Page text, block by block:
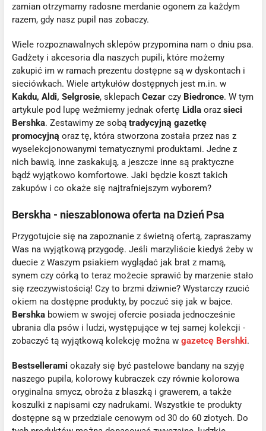
zamian otrzymamy radosne merdanie ogonem za każdym
razem, gdy nasz pupil nas zobaczy.
Wiele rozpoznawalnych sklepów przypomina nam o dniu psa.
Gadżety i akcesoria dla naszych pupili, które możemy
zakupić im w ramach prezentu dostępne są w dyskontach i
sieciówkach. Wiele artykułów dostępnych jest m.in. w
Kakdu, Aldi, Selgrosie, sklepachCezarczy Biedronce. W tym
artykule pod lupę weźmiemy jednak ofertę Lidlaorazsieci
Bershka. Zestawimy ze sobątradycyjną gazetkę
promocyjną oraz tę, która stworzona została przez nas z
wyselekcjonowanymi tematycznymi produktami. Jedne z
nich bawią, inne zaskakują, a jeszcze inne są praktyczne
bądź wyjątkowo komfortowe. Jaki będzie koszt takich
zakupów i co okaże się najtrafniejszym wyborem?
Berskha - nieszablonowa oferta na Dzień Psa
Przygotujcie się na zapoznanie z świetną ofertą, zapraszamy
Was na wyjątkową przygodę. Jeśli marzyliście kiedyś żeby w
duecie z Waszym psiakiem wyglądać jak brat z mamą,
synem czy córką to teraz możecie sprawić by marzenie stało
się rzeczywistością! Czy to brzmi dziwnie? Wystarczy rzucić
okiem na dostępne produkty, by poczuć się jak w bajce.
Bershka bowiem w swojej ofercie posiada jednocześnie
ubrania dla psów i ludzi, występujące w tej samej kolekcji -
zobaczyć tą wyjątkową kolekcję można wgazetcę Bershki.
Bestselleramiokazały się być pastelowe bandany na szyję
naszego pupila, kolorowy kubraczek czy równie kolorowa
oryginalna smycz, obroża z blaszką i grawerem, a także
koszulki z napisami czy nadrukami. Wszystkie te produkty
dostępne są w przedziale cenowym od 30 do 60 złotych. Do